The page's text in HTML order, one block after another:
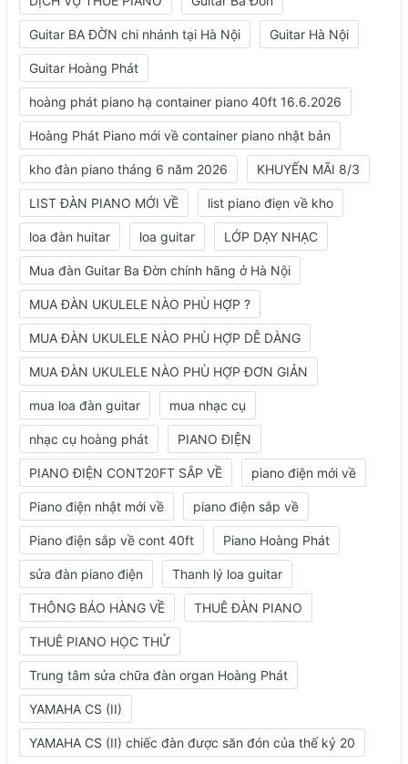
Guitar BA ĐỜN chi nhánh tại Hà Nội Guitar Hà Nội
Guitar Hoàng Phát
hoàng phát piano hạ container piano 40ft 16.6.2026
Hoàng Phát Piano mới về container piano nhật bản
kho đàn piano tháng 6 năm 2026 KHUYẾN MÃI 8/3
LIST ĐÀN PIANO MỚI VỀ list piano điẹn về kho
loa đàn huitar loa guitar LỚP DẠY NHẠC
Mua đàn Guitar Ba Đờn chính hãng ở Hà Nội
MUA ĐÀN UKULELE NÀO PHÙ HỢP ?
MUA ĐÀN UKULELE NÀO PHÙ HỢP DỄ DÀNG
MUA ĐÀN UKULELE NÀO PHÙ HỢP ĐƠN GIẢN
mua loa đàn guitar mua nhạc cụ
nhạc cụ hoàng phát PIANO ĐIỆN
PIANO ĐIỆN CONT20FT SẮP VỀ piano điện mới về
Piano điện nhật mới về piano điện sắp về
Piano điện sắp về cont 40ft Piano Hoàng Phát
sửa đàn piano điện Thanh lý loa guitar
THÔNG BÁO HÀNG VỀ THUÊ ĐÀN PIANO
THUÊ PIANO HỌC THỬ
Trung tâm sửa chữa đàn organ Hoàng Phát
YAMAHA CS (II)
YAMAHA CS (II) chiếc đàn được săn đón của thế kỷ 20